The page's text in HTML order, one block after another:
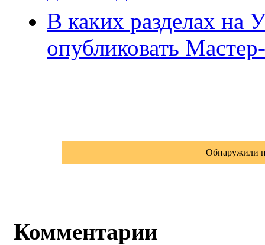
В каких разделах
опубликовать
Обнаружили
Комментарии